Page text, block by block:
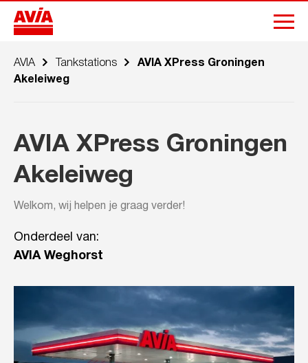
AVIA Tankstations
AVIA XPress Groningen
Akeleiweg
AVIA XPress Groningen
Akeleiweg
Welkom, wij helpen je graag verder!
Onderdeel van:
AVIA Weghorst